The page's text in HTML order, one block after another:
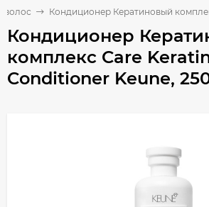
волос Кондиционер Кератиновый
Кондиционер
комплекс Care
Conditioner Keune,